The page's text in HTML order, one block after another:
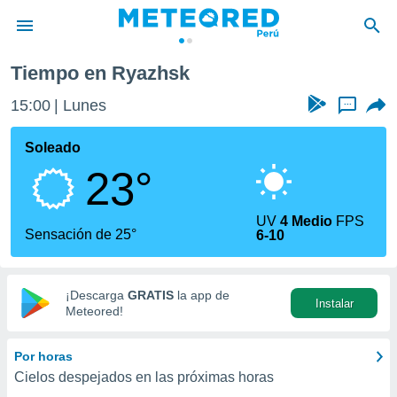
de
ha sido
calidad.
a este
las
y
digital
basada
Tiempo en Ryazhsk
15:00 Lunes ...
Soleado
23°
Sensación de 25°
UV4 Medio FPS
6-10
¡Descarga GRATIS la app de
Meteored!
Instalar
Por horas
Cielos despejados en las próximas horas